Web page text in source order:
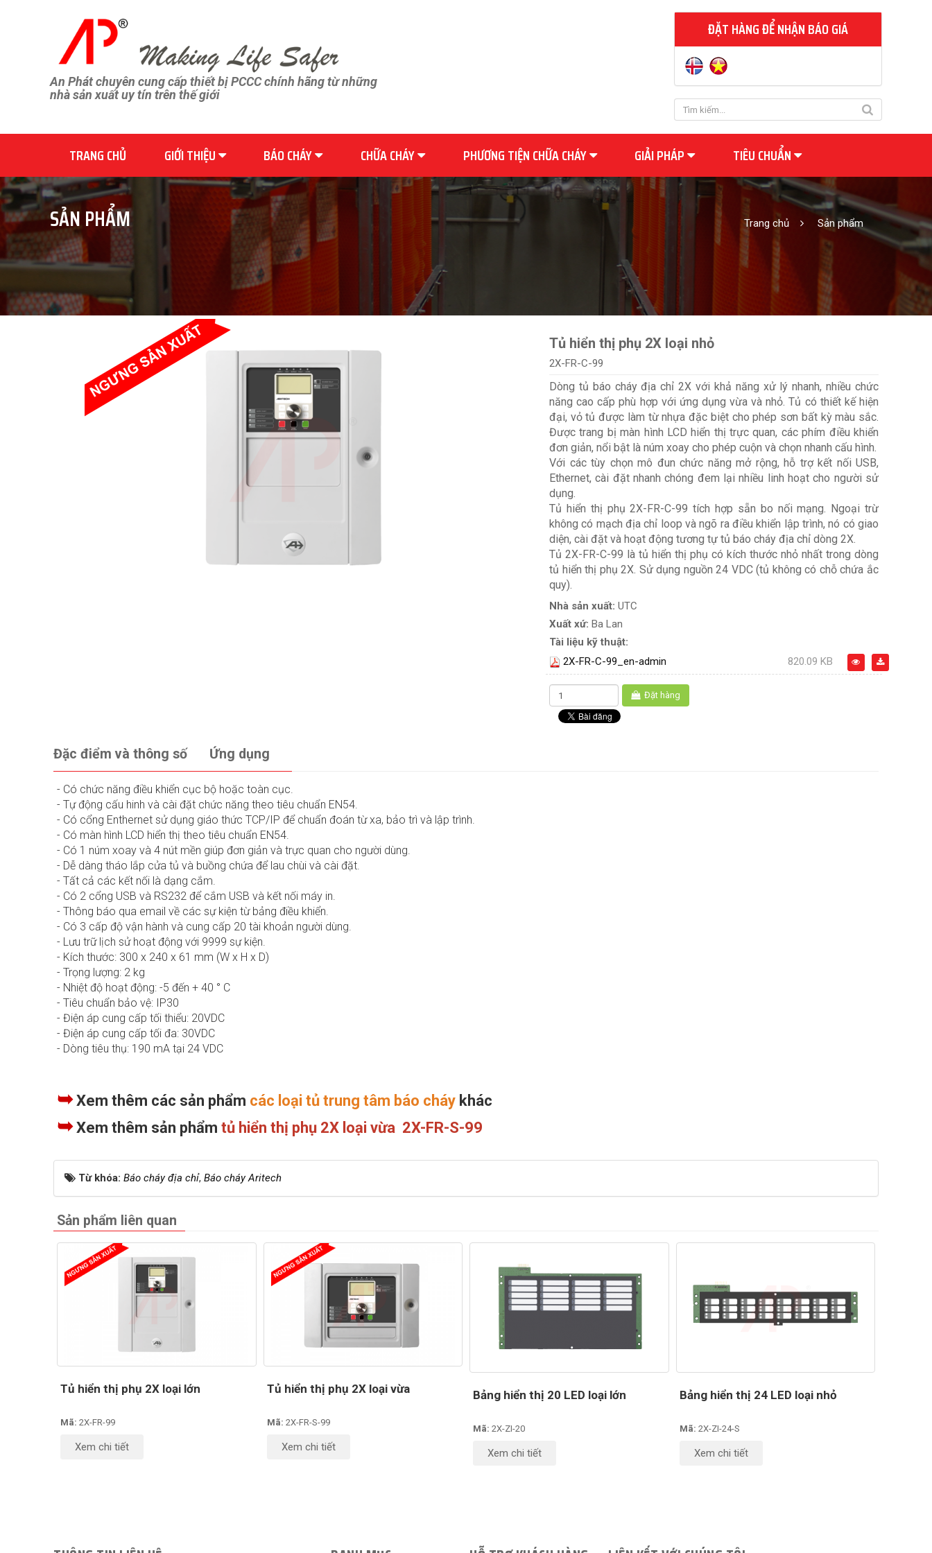
An Phát chuyên cung cấp thiết bị PCCC chính hãng từ những
nhà sản xuất uy tín trên thế giới
ĐẶT HÀNG ĐỂ NHẬN BÁO GIÁ
TRANG CHỦ GIỚI THIỆU BÁO CHÁY CHỮA CHÁY PHƯƠNG TIỆN CHỮA CHÁY GIẢI PHÁP TIÊU CHUẨN
SẢN PHẨM Trang chủ Sản phẩm
Tủ hiển thị phụ 2X loại nhỏ
2X-FR-C-99
Dòng tủ báo cháy địa chỉ 2X với khả năng xử lý nhanh, nhiều chức
năng cao cấp phù hợp với ứng dụng vừa và nhỏ. Tủ có thiết kế hiện
đại, vỏ tủ được làm từ nhựa đặc biệt cho phép sơn bất kỳ màu sắc.
Được trang bị màn hình LCD hiển thị trực quan, các phím điều khiển
đơn giản, nổi bật là núm xoay cho phép cuộn và chọn nhanh cấu hình.
Với các tùy chọn mô đun chức năng mở rộng, hỗ trợ kết nối USB,
Ethernet, cài đặt nhanh chóng đem lại nhiều linh hoạt cho người sử
dụng.
Tủ hiển thị phụ 2X-FR-C-99 tích hợp sẵn bo nối mạng. Ngoại trừ
không có mạch địa chỉ loop và ngõ ra điều khiển lập trình, nó có giao
diện, cài đặt và hoạt động tương tự tủ báo cháy địa chỉ dòng 2X.
Tủ 2X-FR-C-99 là tủ hiển thị phụ có kích thước nhỏ nhất trong dòng
tủ hiển thị phụ 2X. Sử dụng nguồn 24 VDC (tủ không có chỗ chứa ắc
quy).
Nhà sản xuất: UTC
Xuất xứ: Ba Lan
Tài liệu kỹ thuật:
2X-FR-C-99_en-admin
820.09 KB
Đặt hàng
Đặc điểm và thông số Ứng dụng
- Có chức năng điều khiển cục bộ hoặc toàn cục.
- Tự động cấu hinh và cài đặt chức năng theo tiêu chuẩn EN54.
- Có cổng Enthernet sử dụng giáo thức TCP/IP để chuẩn đoán từ xa, bảo trì và lập trình.
- Có màn hình LCD hiển thị theo tiêu chuẩn EN54.
- Có 1 núm xoay và 4 nút mền giúp đơn giản và trực quan cho người dùng.
- Dễ dàng tháo lắp cửa tủ và buồng chứa để lau chùi và cài đặt.
- Tất cả các kết nối là dạng cắm.
- Có 2 cổng USB và RS232 để cắm USB và kết nối máy in.
- Thông báo qua email về các sự kiện từ bảng điều khiển.
- Có 3 cấp độ vận hành và cung cấp 20 tài khoản người dùng.
- Lưu trữ lịch sử hoạt động với 9999 sự kiện.
- Kích thước: 300 x 240 x 61 mm (W x H x D)
- Trọng lượng: 2 kg
- Nhiệt độ hoạt động: -5 đến + 40 ° C
- Tiêu chuẩn bảo vệ: IP30
- Điện áp cung cấp tối thiểu: 20VDC
- Điện áp cung cấp tối đa: 30VDC
- Dòng tiêu thụ: 190 mA tại 24 VDC
➥Xem thêm các sản phẩm các loại tủ trung tâm báo cháy khác
➥Xem thêm sản phẩm tủ hiển thị phụ 2X loại vừa 2X-FR-S-99
Từ khóa: Báo cháy địa chỉ, Báo cháy Aritech
Sản phẩm liên quan
Tủ hiển thị phụ 2X loại lớn
Mã: 2X-FR-99
Xem chi tiết
Tủ hiển thị phụ 2X loại vừa
Mã: 2X-FR-S-99
Xem chi tiết
Bảng hiển thị 20 LED loại lớn
Mã: 2X-ZI-20
Xem chi tiết
Bảng hiển thị 24 LED loại nhỏ
Mã: 2X-ZI-24-S
Xem chi tiết